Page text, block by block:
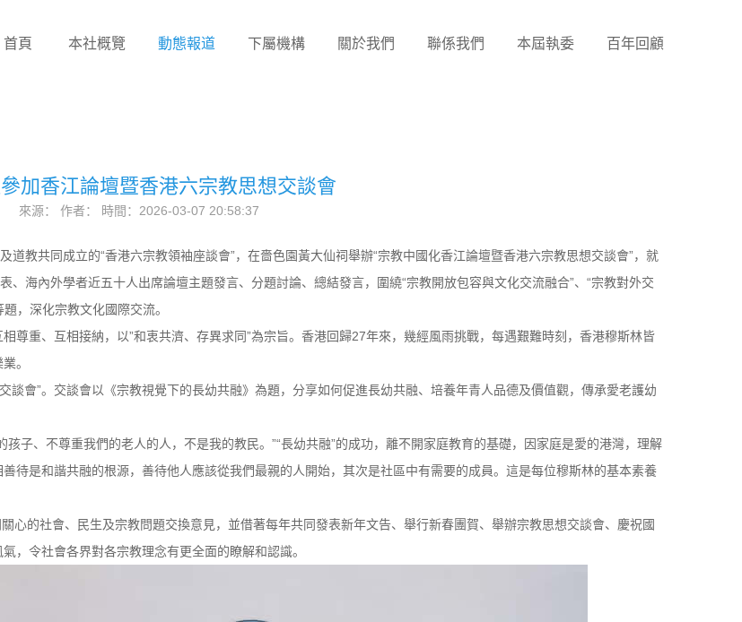
首頁 本社概覽 動態報道 下屬機構 關於我們 聯係我們 本屆執委 百年回顧
加香江論壇暨香港六宗教思想交談會
來源： 作者： 時間：2026-03-07 20:58:37
教共同成立的“香港六宗教領袖座談會”，在嗇色園黃大仙祠舉辦“宗教中國化香江論壇暨香港六宗教思想交談會”，就
、海內外學者近五十人出席論壇主題發言、分題討論、總結發言，圍繞“宗教開放包容與文化交流融合”、“宗教對外交
，深化宗教文化國際交流。
尊重、互相接納，以”和衷共濟、存異求同”為宗旨。香港回歸27年來，幾經風雨挑戰，每遇艱難時刻，香港穆斯林皆
。
談會”。交談會以《宗教視覺下的長幼共融》為題，分享如何促進長幼共融、培養年青人品德及價值觀，傳承愛老護幼
子、不尊重我們的老人的人，不是我的教民。”“長幼共融”的成功，離不開家庭教育的基礎，因家庭是愛的港灣，理解
待是和諧共融的根源，善待他人應該從我們最親的人開始，其次是社區中有需要的成員。這是每位穆斯林的基本素養
心的社會、民生及宗教問題交換意見，並借著每年共同發表新年文告、舉行新春團賀、舉辦宗教思想交談會、慶祝國
，令社會各界對各宗教理念有更全面的瞭解和認識。